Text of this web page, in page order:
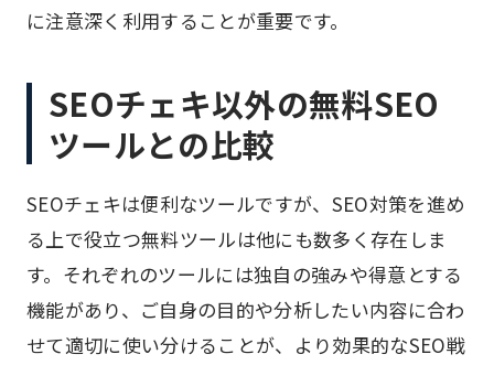
に注意深く利用することが重要です。
SEOチェキ以外の無料SEO
ツールとの比較
SEOチェキは便利なツールですが、SEO対策を進め
る上で役立つ無料ツールは他にも数多く存在しま
す。それぞれのツールには独自の強みや得意とする
機能があり、ご自身の目的や分析したい内容に合わ
せて適切に使い分けることが、より効果的なSEO戦